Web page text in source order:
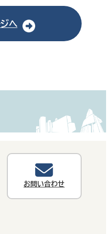
へ
お問い合わせ